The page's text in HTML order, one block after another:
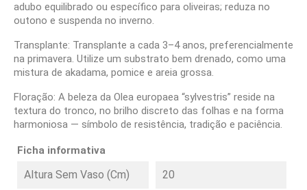
adubo equilibrado ou específico para oliveiras; reduza no
outono e suspenda no inverno.
Transplante: Transplante a cada 3–4 anos, preferencialmente
na primavera. Utilize um substrato bem drenado, como uma
mistura de akadama, pomice e areia grossa.
Floração: A beleza da Olea europaea “sylvestris” reside na
textura do tronco, no brilho discreto das folhas e na forma
harmoniosa — símbolo de resistência, tradição e paciência.
Ficha informativa
Altura Sem Vaso (cm) 20